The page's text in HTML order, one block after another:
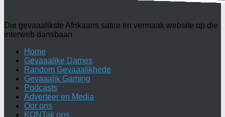
Die gevaaalikste Afrikaans satire en vermaak website op die
interweb dansbaan
Home
Gevaaalike Dames
Random Gevaaalikhede
Gevaaalik Gaming
Podcasts
Adverteer en Media
Oor ons
KONTak ons